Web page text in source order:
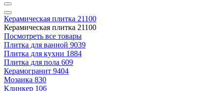
Керамическая плитка 21100
Керамическая плитка 21100
Посмотреть все товары
Плитка для ванной 9039
Плитка для кухни 1884
Плитка для пола 609
Керамогранит 9404
Мозаика 830
Клинкер 106